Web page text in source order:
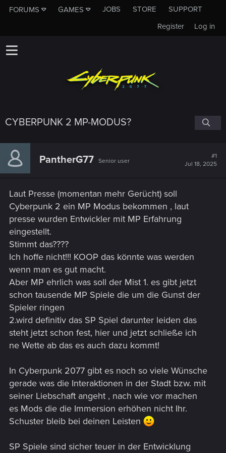
FORUMS GAMES JOBS STORE
SUPPORT
Log in
Register
CYBERPUNK 2 MP-MODUS?
PantherG77 Senior user
#1
Jul 18, 2025
Laut Presse (momentan mehr Gerücht) soll
Cyberpunk 2 ein MP Modus bekommen , laut
presse wurden Entwickler mit MP Erfahrung
eingestellt.
Stimmt das????
Ich hoffe nicht!!! KOOP das könnte was werden
wenn man es gut macht.
Aber MP ehrlich was soll der Mist 1. es gibt jetzt
schon tausende MP Spiele die um die Gunst der
Spieler ringen
2.wird definitiv das SP Spiel darunter leiden das
steht jetzt schon fest, hier und jetzt schließe ich
ne Wette ab das es auch dazu kommt!
In Cyberpunk 2077 gibt es noch so viele Wünsche
gerade was die Interaktionen in der Stadt bzw. mit
seiner Liebschaft angeht , nach wie vor machen
es Mods die die Immersion erhöhen nicht Ihr.
Schuster bleib bei deinen Leisten
SP Spiele sind sicher teuer in der Entwicklung